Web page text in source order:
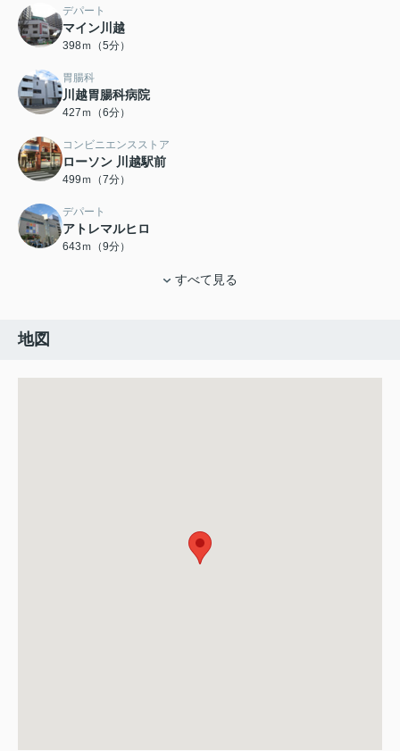
デパート
マイン川越
398ｍ（5分）
胃腸科
川越胃腸科病院
427ｍ（6分）
コンビニエンスストア
ローソン 川越駅前
499ｍ（7分）
デパート
アトレマルヒロ
643ｍ（9分）
すべて見る
地図